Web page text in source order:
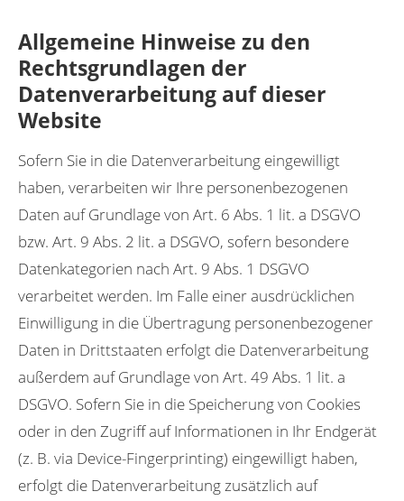
Allgemeine Hinweise zu den
Rechtsgrundlagen der
Datenverarbeitung auf dieser
Website
Sofern Sie in die Datenverarbeitung eingewilligt
haben, verarbeiten wir Ihre personenbezogenen
Daten auf Grundlage von Art. 6 Abs. 1 lit. a DSGVO
bzw. Art. 9 Abs. 2 lit. a DSGVO, sofern besondere
Datenkategorien nach Art. 9 Abs. 1 DSGVO
verarbeitet werden. Im Falle einer ausdrücklichen
Einwilligung in die Übertragung personenbezogener
Daten in Drittstaaten erfolgt die Datenverarbeitung
außerdem auf Grundlage von Art. 49 Abs. 1 lit. a
DSGVO. Sofern Sie in die Speicherung von Cookies
oder in den Zugriff auf Informationen in Ihr Endgerät
(z. B. via Device-Fingerprinting) eingewilligt haben,
erfolgt die Datenverarbeitung zusätzlich auf